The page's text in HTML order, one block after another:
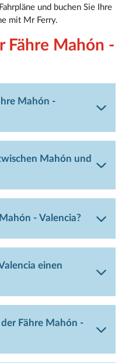
und buchen Sie Ihre
mit Mr Ferry.
Fähre Mahón -
Mahón -
Mahón und
- Valencia?
einen
Fähre Mahón -